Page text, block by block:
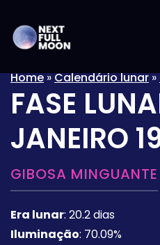
Home»Calendário lunar»
FASE
JANEIRO
GIBOSA MINGUANTE
Era lunar: 20.2 dias
Iluminação: 70.09%